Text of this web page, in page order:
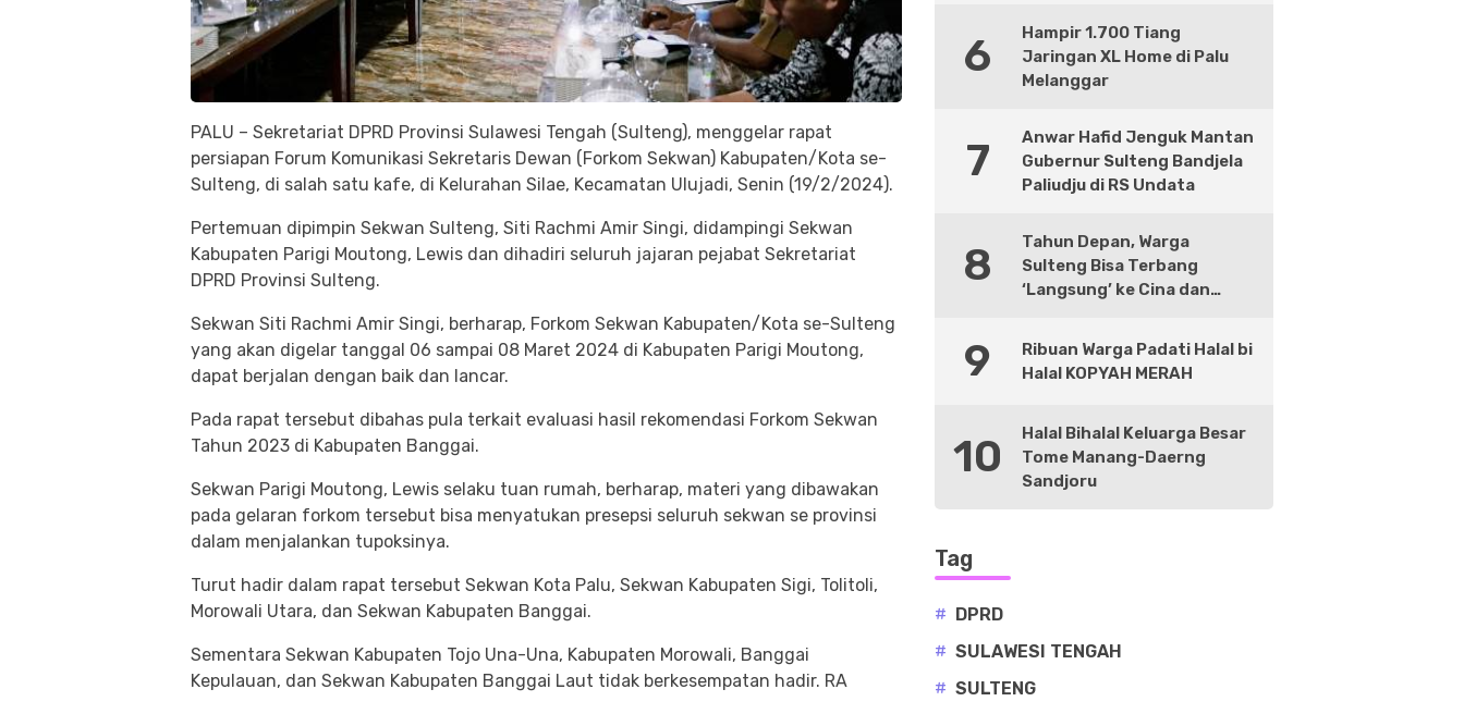
PALU – Sekretariat DPRD Provinsi Sulawesi Tengah (Sulteng), menggelar rapat
persiapan Forum Komunikasi Sekretaris Dewan (Forkom Sekwan) Kabupaten/Kota se-
Sulteng, di salah satu kafe, di Kelurahan Silae, Kecamatan Ulujadi, Senin (19/2/2024).
Pertemuan dipimpin Sekwan Sulteng, Siti Rachmi Amir Singi, didampingi Sekwan
Kabupaten Parigi Moutong, Lewis dan dihadiri seluruh jajaran pejabat Sekretariat
DPRD Provinsi Sulteng.
Sekwan Siti Rachmi Amir Singi, berharap, Forkom Sekwan Kabupaten/Kota se-Sulteng
yang akan digelar tanggal 06 sampai 08 Maret 2024 di Kabupaten Parigi Moutong,
dapat berjalan dengan baik dan lancar.
Pada rapat tersebut dibahas pula terkait evaluasi hasil rekomendasi Forkom Sekwan
Tahun 2023 di Kabupaten Banggai.
Sekwan Parigi Moutong, Lewis selaku tuan rumah, berharap, materi yang dibawakan
pada gelaran forkom tersebut bisa menyatukan presepsi seluruh sekwan se provinsi
dalam menjalankan tupoksinya.
Turut hadir dalam rapat tersebut Sekwan Kota Palu, Sekwan Kabupaten Sigi, Tolitoli,
Morowali Utara, dan Sekwan Kabupaten Banggai.
Sementara Sekwan Kabupaten Tojo Una-Una, Kabupaten Morowali, Banggai
Kepulauan, dan Sekwan Kabupaten Banggai Laut tidak berkesempatan hadir. RA
6
Hampir 1.700 Tiang
Jaringan XL Home di Palu
Melanggar
7
Anwar Hafid Jenguk Mantan
Gubernur Sulteng Bandjela
Paliudju di RS Undata
8
Tahun Depan, Warga
Sulteng Bisa Terbang
‘Langsung’ ke Cina dan
9
Ribuan Warga Padati Halal bi
Halal KOPYAH MERAH
10
Halal Bihalal Keluarga Besar
Tome Manang-Daerng
Sandjoru
Tag
# DPRD
# SULAWESI TENGAH
# SULTENG